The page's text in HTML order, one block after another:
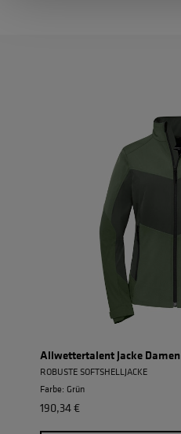
Allwettertalent Jacke Damen
ROBUSTE SOFTSHELLJACKE
Farbe: Grün
190,34 €